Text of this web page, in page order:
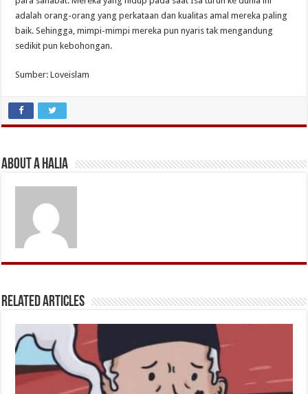
adalah orang-orang yang perkataan dan kualitas amal mereka paling
baik. Sehingga, mimpi-mimpi mereka pun nyaris tak mengandung
sedikit pun kebohongan.
Sumber: Loveislam
About A Halia
Related Articles